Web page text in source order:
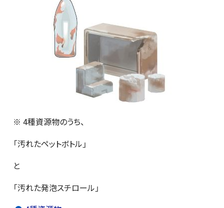
※ 4種資源物のうち、
「汚れたペットボトル」
と
「汚れた発泡スチロール」